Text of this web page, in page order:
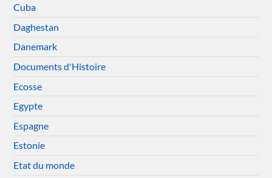
Cuba
Daghestan
Danemark
Documents d'Histoire
Ecosse
Egypte
Espagne
Estonie
Etat du monde